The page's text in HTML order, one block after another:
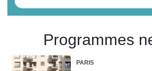
Programmes
PARIS